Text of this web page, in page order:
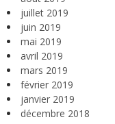
juillet 2019
juin 2019
mai 2019
avril 2019
mars 2019
février 2019
janvier 2019
décembre 2018